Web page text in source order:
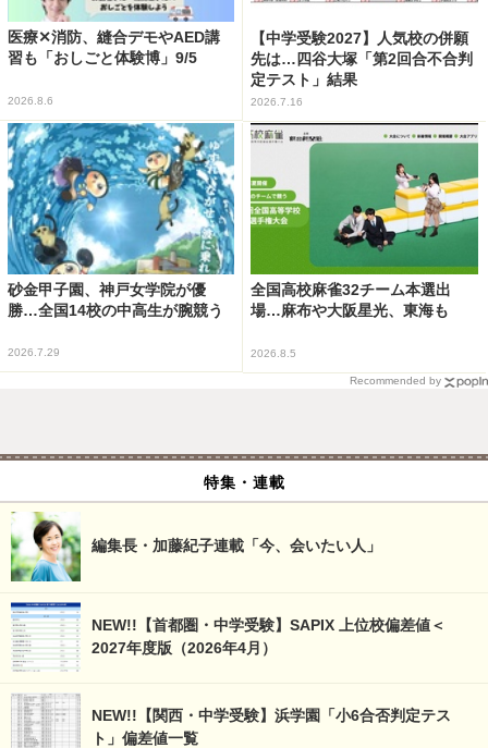
医療✕消防、縫合デモやAED講
習も「おしごと体験博」9/5
2026.8.6
【中学受験2027】人気校の併願
先は…四谷大塚「第2回合不合判
定テスト」結果
2026.7.16
砂金甲子園、神戸女学院が優
勝…全国14校の中高生が腕競う
2026.7.29
全国高校麻雀32チーム本選出
場…麻布や大阪星光、東海も
2026.8.5
Recommended by
特集・連載
編集長・加藤紀子連載「今、会いたい人」
NEW!!【首都圏・中学受験】SAPIX 上位校偏差値＜
2027年度版（2026年4月）
NEW!!【関西・中学受験】浜学園「小6合否判定テス
ト」偏差値一覧